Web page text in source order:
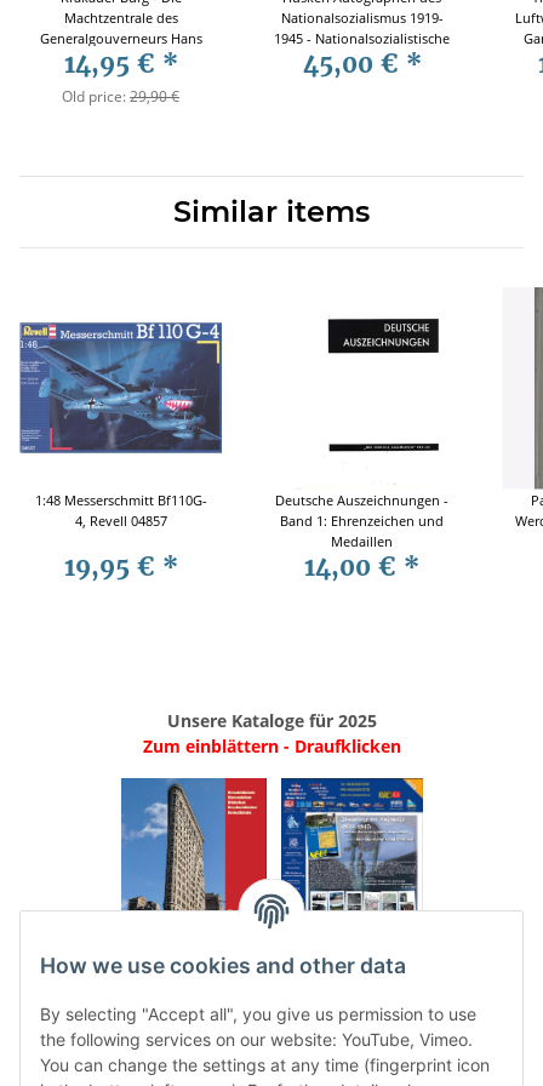
Machtzentrale des
Generalgouverneurs Hans
Frank 1939-1945 / Dieter
Schenk
14,95 € *
Old price:29,90 €
Nationalsozialismus 1919-
1945 - Nationalsozialistische
Ideologen Funktionäre
Politiker Führung
45,00 € *
Similar items
1:48 Messerschmitt Bf110G-
4, Revell 04857
19,95 € *
Deutsche Auszeichnungen -
Band 1: Ehrenzeichen und
Medaillen
14,00 € *
Unsere Kataloge für 2025
Zum einblättern - Draufklicken
. ..
Categories
How we use cookies and other data
By selecting "Accept all", you give us permission to use
the following services on our website: YouTube, Vimeo.
You can change the settings at any time (fingerprint icon